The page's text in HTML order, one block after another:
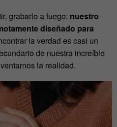
grabarlo a fuego: nuestro
diseñado para
la verdad es casi un
de nuestra increíble
la realidad.